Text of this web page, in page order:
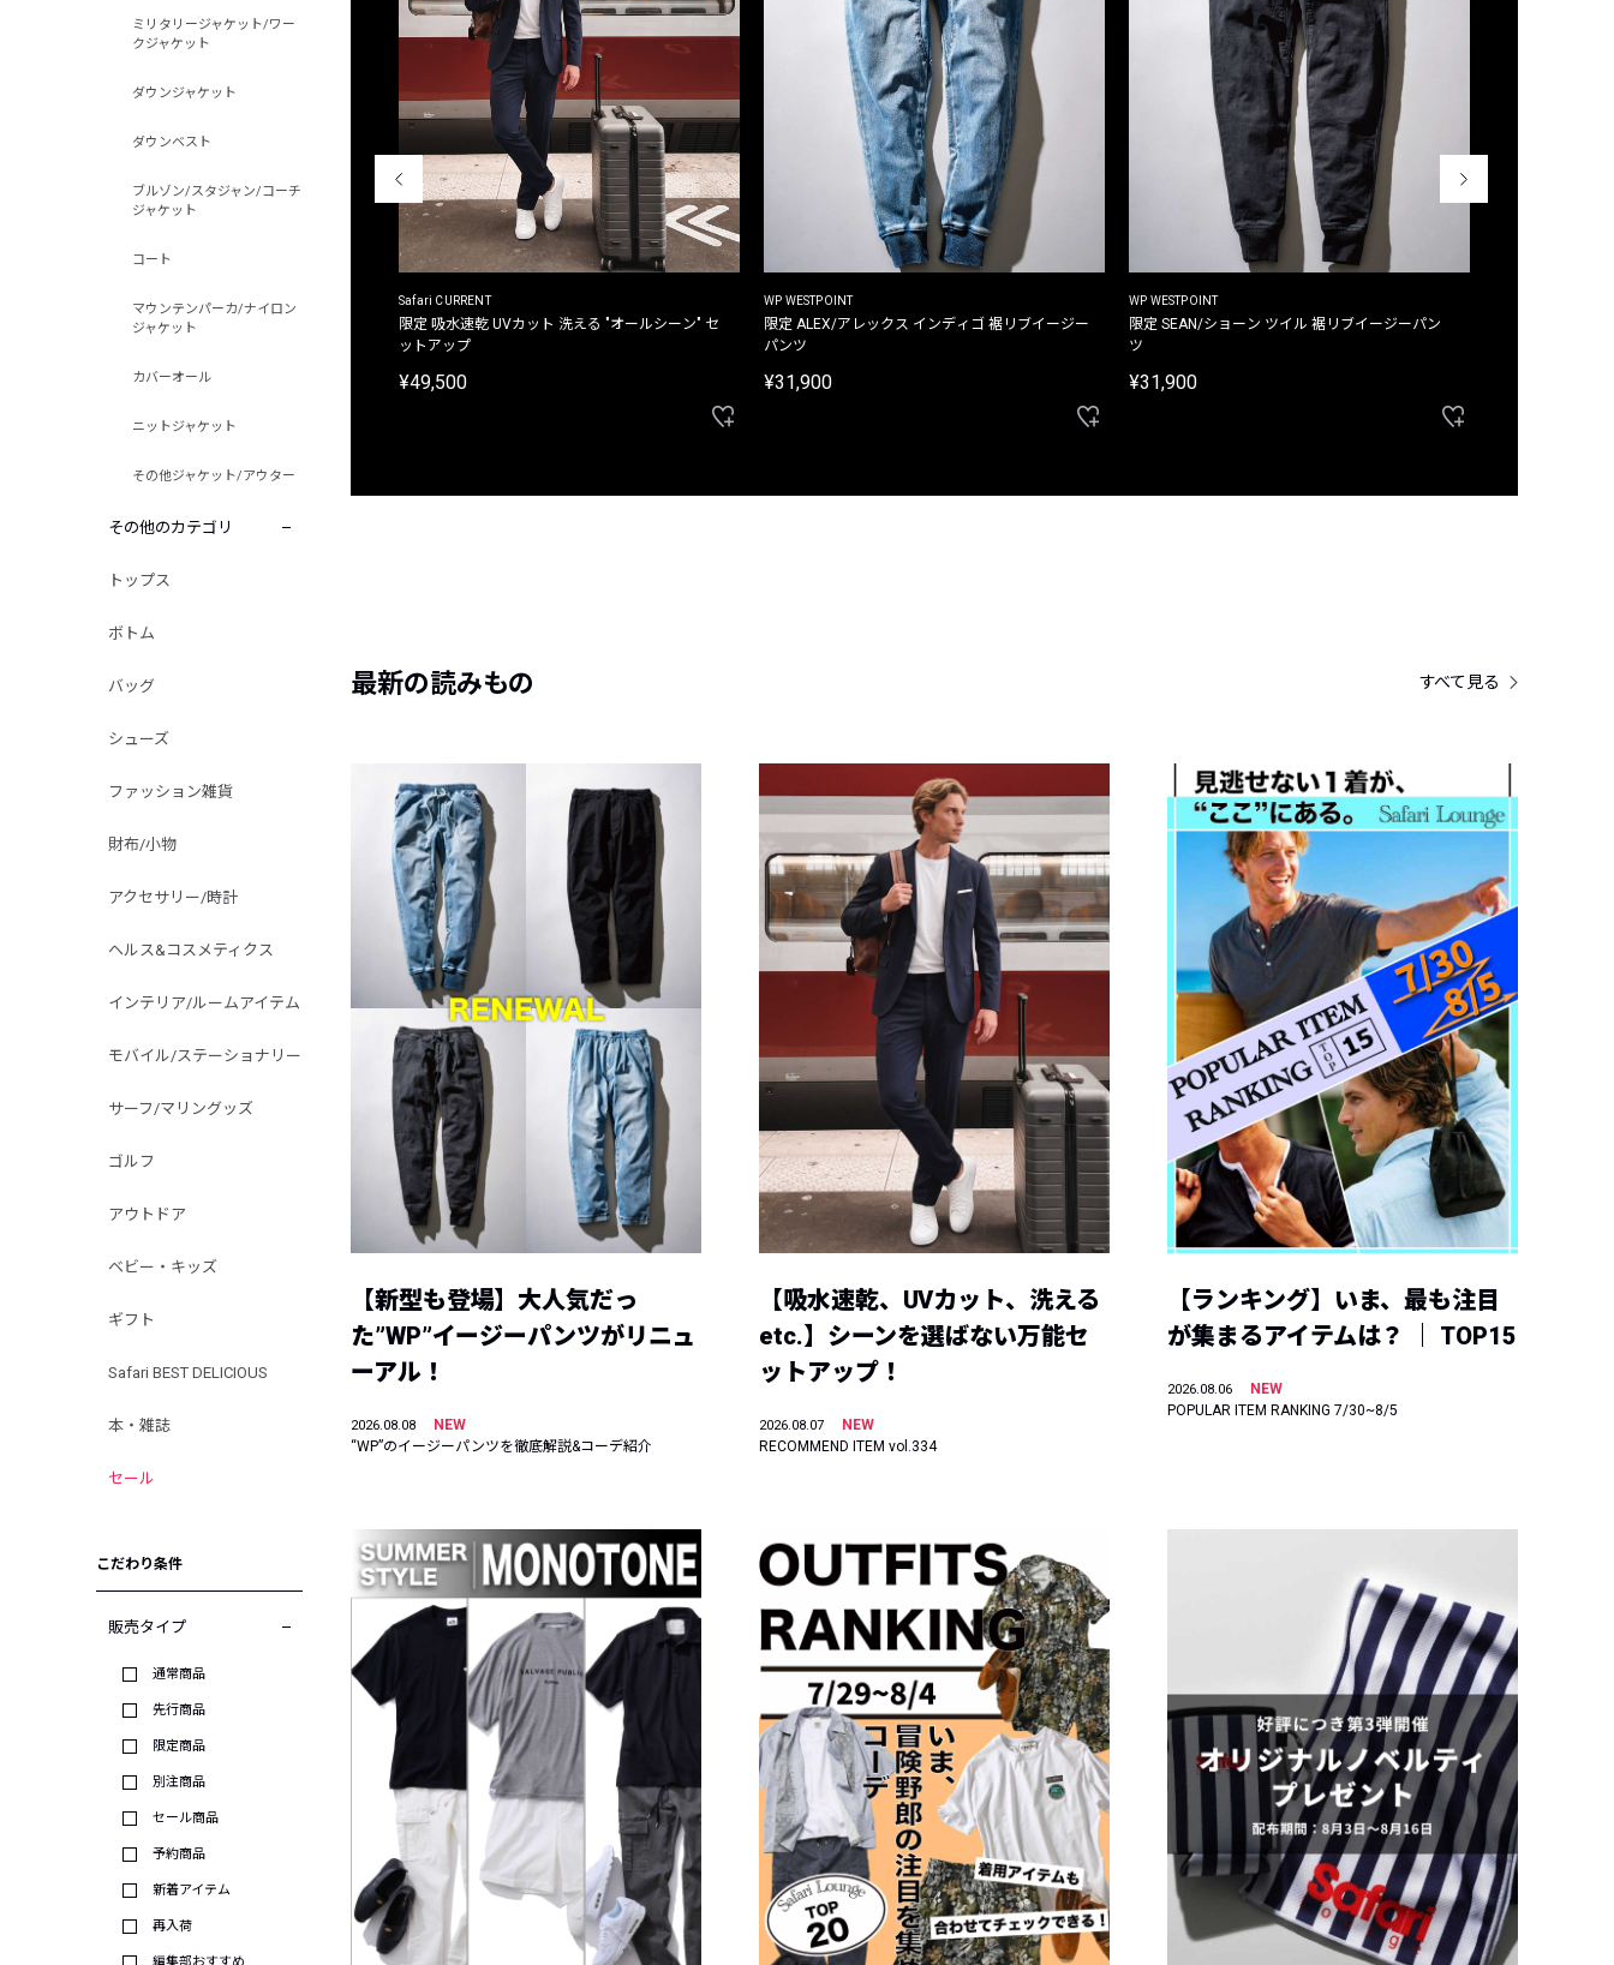
ミリタリージャケット/ワー
クジャケット
ダウンジャケット
ダウンベスト
ブルゾン/スタジャン/コーチ
ジャケット
コート
マウンテンパーカ/ナイロン
ジャケット
カバーオール
ニットジャケット
その他ジャケット/アウター
その他のカテゴリ
トップス
ボトム
バッグ
シューズ
ファッション雑貨
財布/小物
アクセサリー/時計
ヘルス&コスメティクス
インテリア/ルームアイテム
モバイル/ステーショナリー
サーフ/マリングッズ
ゴルフ
アウトドア
ベビー・キッズ
ギフト
Safari BEST DELICIOUS
本・雑誌
セール
こだわり条件
販売タイプ
通常商品
先行商品
限定商品
別注商品
セール商品
予約商品
新着アイテム
再入荷
別注限定 フード付き チェックシャツジャケット
Safari CURRENT
限定 吸水速乾 UVカット 洗える "オールシーン" セ
ットアップ
¥49,500
WP WESTPOINT
限定 ALEX/アレックス インディゴ 裾リブイージー
パンツ
¥31,900
WP WESTPOINT
限定 SEAN/ショーン ツイル 裾リブイージーパン
ツ
¥31,900
最新の読みもの すべて見る
【新型も登場】大人気だっ
た”WP”イージーパンツがリニュ
ーアル！
2026.08.08
NEW
“WP”のイージーパンツを徹底解説&コーデ紹介
【吸水速乾、UVカット、洗える
etc.】シーンを選ばない万能セ
ットアップ！
2026.08.07
NEW
RECOMMEND ITEM vol.334
【ランキング】いま、最も注目
が集まるアイテムは？ ｜ TOP15
2026.08.06
NEW
POPULAR ITEM RANKING 7/30~8/5